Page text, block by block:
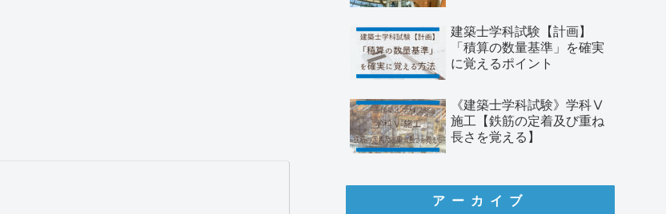
建築士学科試験【計画】
「積算の数量基準」を確実
に覚えるポイント
《建築士学科試験》学科Ⅴ
施工【鉄筋の定着及び重ね
長さを覚える】
アーカイブ